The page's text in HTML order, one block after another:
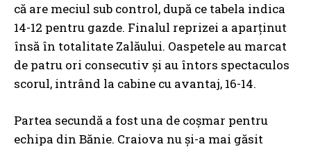
că are meciul sub control, după ce tabela indica
14-12 pentru gazde. Finalul reprizei a aparținut
însă în totalitate Zalăului. Oaspetele au marcat
de patru ori consecutiv și au întors spectaculos
scorul, intrând la cabine cu avantaj, 16-14.
Partea secundă a fost una de coșmar pentru
echipa din Bănie. Craiova nu și-a mai găsit